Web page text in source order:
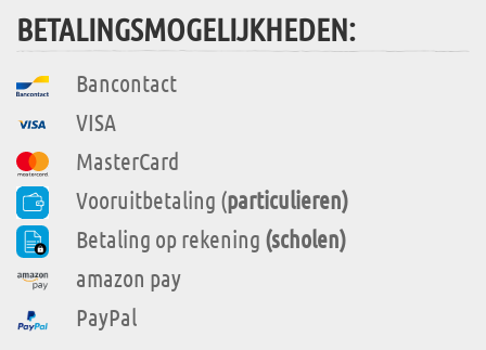
BETALINGSMOGELIJKHEDEN:
Bancontact
VISA
MasterCard
Vooruitbetaling (particulieren)
Betaling op rekening (scholen)
amazon pay
PayPal